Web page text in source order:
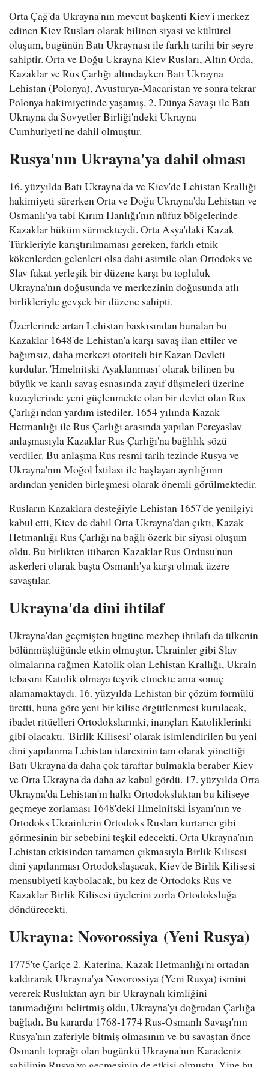
Orta Çağ'da Ukrayna'nın mevcut başkenti Kiev'i merkez
edinen Kiev Rusları olarak bilinen siyasi ve kültürel
oluşum, bugünün Batı Ukraynası ile farklı tarihi bir seyre
sahiptir. Orta ve Doğu Ukrayna Kiev Rusları, Altın Orda,
Kazaklar ve Rus Çarlığı altındayken Batı Ukrayna
Lehistan (Polonya), Avusturya-Macaristan ve sonra tekrar
Polonya hakimiyetinde yaşamış, 2. Dünya Savaşı ile Batı
Ukrayna da Sovyetler Birliği'ndeki Ukrayna
Cumhuriyeti'ne dahil olmuştur.
Rusya'nın Ukrayna'ya dahil olması
16. yüzyılda Batı Ukrayna'da ve Kiev'de Lehistan Krallığı
hakimiyeti sürerken Orta ve Doğu Ukrayna'da Lehistan ve
Osmanlı'ya tabi Kırım Hanlığı'nın nüfuz bölgelerinde
Kazaklar hüküm sürmekteydi. Orta Asya'daki Kazak
Türkleriyle karıştırılmaması gereken, farklı etnik
kökenlerden gelenleri olsa dahi asimile olan Ortodoks ve
Slav fakat yerleşik bir düzene karşı bu topluluk
Ukrayna'nın doğusunda ve merkezinin doğusunda atlı
birlikleriyle gevşek bir düzene sahipti.
Üzerlerinde artan Lehistan baskısından bunalan bu
Kazaklar 1648'de Lehistan'a karşı savaş ilan ettiler ve
bağımsız, daha merkezi otoriteli bir Kazan Devleti
kurdular. 'Hmelnitski Ayaklanması' olarak bilinen bu
büyük ve kanlı savaş esnasında zayıf düşmeleri üzerine
kuzeylerinde yeni güçlenmekte olan bir devlet olan Rus
Çarlığı'ndan yardım istediler. 1654 yılında Kazak
Hetmanlığı ile Rus Çarlığı arasında yapılan Pereyaslav
anlaşmasıyla Kazaklar Rus Çarlığı'na bağlılık sözü
verdiler. Bu anlaşma Rus resmi tarih tezinde Rusya ve
Ukrayna'nın Moğol İstilası ile başlayan ayrılığının
ardından yeniden birleşmesi olarak önemli görülmektedir.
Rusların Kazaklara desteğiyle Lehistan 1657'de yenilgiyi
kabul etti, Kiev de dahil Orta Ukrayna'dan çıktı, Kazak
Hetmanlığı Rus Çarlığı'na bağlı özerk bir siyasi oluşum
oldu. Bu birlikten itibaren Kazaklar Rus Ordusu'nun
askerleri olarak başta Osmanlı'ya karşı olmak üzere
savaştılar.
Ukrayna'da dini ihtilaf
Ukrayna'dan geçmişten bugüne mezhep ihtilafı da ülkenin
bölünmüşlüğünde etkin olmuştur. Ukrainler gibi Slav
olmalarına rağmen Katolik olan Lehistan Krallığı, Ukrain
tebasını Katolik olmaya teşvik etmekte ama sonuç
alamamaktaydı. 16. yüzyılda Lehistan bir çözüm formülü
üretti, buna göre yeni bir kilise örgütlenmesi kurulacak,
ibadet ritüelleri Ortodokslarınki, inançları Katoliklerinki
gibi olacaktı. 'Birlik Kilisesi' olarak isimlendirilen bu yeni
dini yapılanma Lehistan idaresinin tam olarak yönettiği
Batı Ukrayna'da daha çok taraftar bulmakla beraber Kiev
ve Orta Ukrayna'da daha az kabul gördü. 17. yüzyılda Orta
Ukrayna'da Lehistan'ın halkı Ortodoksluktan bu kiliseye
geçmeye zorlaması 1648'deki Hmelnitski İsyanı'nın ve
Ortodoks Ukrainlerin Ortodoks Rusları kurtarıcı gibi
görmesinin bir sebebini teşkil edecekti. Orta Ukrayna'nın
Lehistan etkisinden tamamen çıkmasıyla Birlik Kilisesi
dini yapılanması Ortodokslaşacak, Kiev'de Birlik Kilisesi
mensubiyeti kaybolacak, bu kez de Ortodoks Rus ve
Kazaklar Birlik Kilisesi üyelerini zorla Ortodoksluğa
döndürecekti.
Ukrayna: Novorossiya (Yeni Rusya)
1775'te Çariçe 2. Katerina, Kazak Hetmanlığı'nı ortadan
kaldırarak Ukrayna'ya Novorossiya (Yeni Rusya) ismini
vererek Rusluktan ayrı bir Ukraynalı kimliğini
tanımadığını belirtmiş oldu, Ukrayna'yı doğrudan Çarlığa
bağladı. Bu kararda 1768-1774 Rus-Osmanlı Savaşı'nın
Rusya'nın zaferiyle bitmiş olmasının ve bu savaştan önce
Osmanlı toprağı olan bugünkü Ukrayna'nın Karadeniz